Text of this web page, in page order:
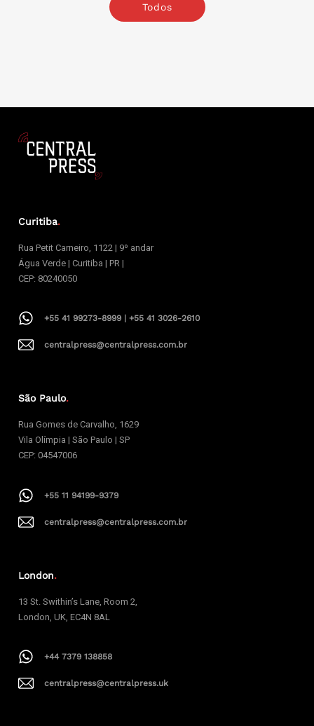
Todos
Curitiba.
Rua Petit Carneiro, 1122 | 9º andar
Água Verde | Curitiba | PR |
CEP: 80240050
+55 41 99273-8999 | +55 41 3026-2610
centralpress@centralpress.com.br
São Paulo.
Rua Gomes de Carvalho, 1629
Vila Olímpia | São Paulo | SP
CEP: 04547006
+55 11 94199-9379
centralpress@centralpress.com.br
London.
13 St. Swithin’s Lane, Room 2,
London, UK, EC4N 8AL
+44 7379 138858
centralpress@centralpress.uk